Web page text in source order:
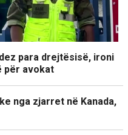
para drejtësisë, ironi
për avokat
nga zjarret në Kanada,